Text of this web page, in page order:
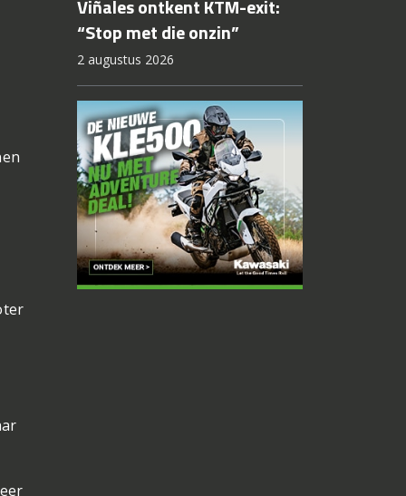
Viñales ontkent KTM-exit:
“Stop met die onzin”
2 augustus 2026